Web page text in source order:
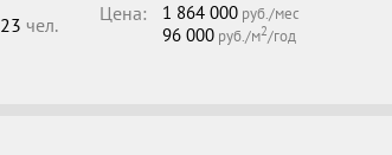
23 чел. Цена: 1 864 000 руб./мес
96 000 руб./м2/год